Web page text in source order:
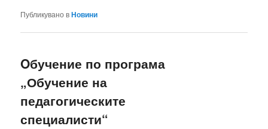
Публикувано вНовини
Oбучение по програма
„Обучение на
педагогическите
специалисти“